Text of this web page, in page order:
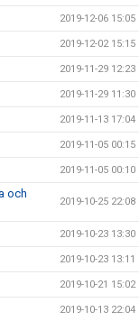
2019-12-06 15:05
2019-12-02 15:15
2019-11-29 12:23
2019-11-29 11:30
2019-11-13 17:04
2019-11-05 00:15
2019-11-05 00:10
och
2019-10-25 22:08
2019-10-23 13:30
2019-10-23 13:11
2019-10-21 15:02
2019-10-13 22:04